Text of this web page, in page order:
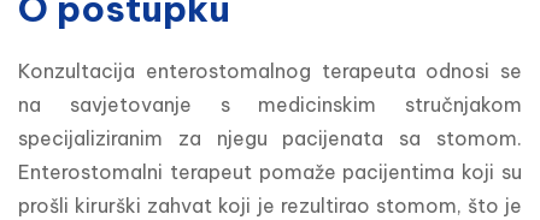
Konzultacija enterostomalnog terapeuta odnosi se
na savjetovanje s medicinskim stručnjakom
specijaliziranim za njegu pacijenata sa stomom.
Enterostomalni terapeut pomaže pacijentima koji su
prošli kirurški zahvat koji je rezultirao stomom, što je